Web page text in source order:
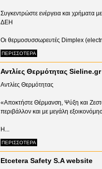
Συγκεντρώστε ενέργεια και χρήματα
ΔΕΗ
Οι θερμοσυσσωρευτές Dimplex
ΠΕΡΙΣΣΟΤΕΡΑ
Αντλίες Θερμότητας Sieline.gr
Αντλίες Θερμότητας
«Αποκτήστε Θέρμανση, Ψύξη και
περιβάλλον και με μεγάλη
Η...
ΠΕΡΙΣΣΟΤΕΡΑ
Etcetera Safety S.A website